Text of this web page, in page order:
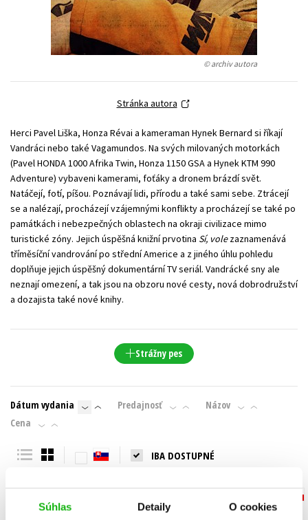
Súhlas Detaily O cookies
Technické vedy
Učebnice
Umenie a kultúra
Výchova a pedagogika
Young adult
Young adult (SK)
Všetky tituly
© archiv autora
Stránka autora
Herci Pavel Liška, Honza Révai a kameraman Hynek Bernard si říkají
Vandráci nebo také Vagamundos. Na svých milovaných motorkách
(Pavel HONDA 1000 Afrika Twin, Honza 1150 GSA a Hynek KTM 990
Adventure) vybaveni kamerami, foťáky a dronem brázdí svět.
Natáčejí, fotí, píšou. Poznávají lidi, přírodu a také sami sebe. Ztrácejí
se a nalézají, procházejí vzájemnými konflikty a procházejí se také po
památkách i nebezpečných oblastech na okraji civilizace mimo
turistické zóny. Jejich úspěšná knižní prvotina Sí, volezaznamenává
tříměsíční vandrování po střední Americe a z jiného úhlu pohledu
doplňuje jejich úspěšný dokumentární TV seriál. Vandrácké sny ale
neznají omezení, a tak jsou na obzoru nové cesty, nová dobrodružství
a dozajista také nové knihy.
Strážny pes
Dátum vydania Predajnosť
Názov
Cena
IBA DOSTUPNÉ